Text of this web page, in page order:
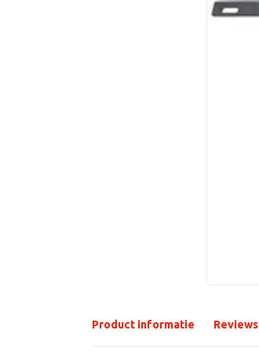
Product informatie Reviews